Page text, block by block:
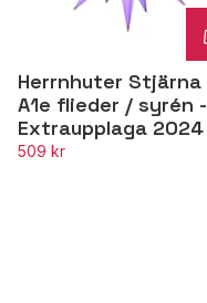
Herrnhuter Stjärna
A1e flieder / syrén -
Extraupplaga 2024
509 kr